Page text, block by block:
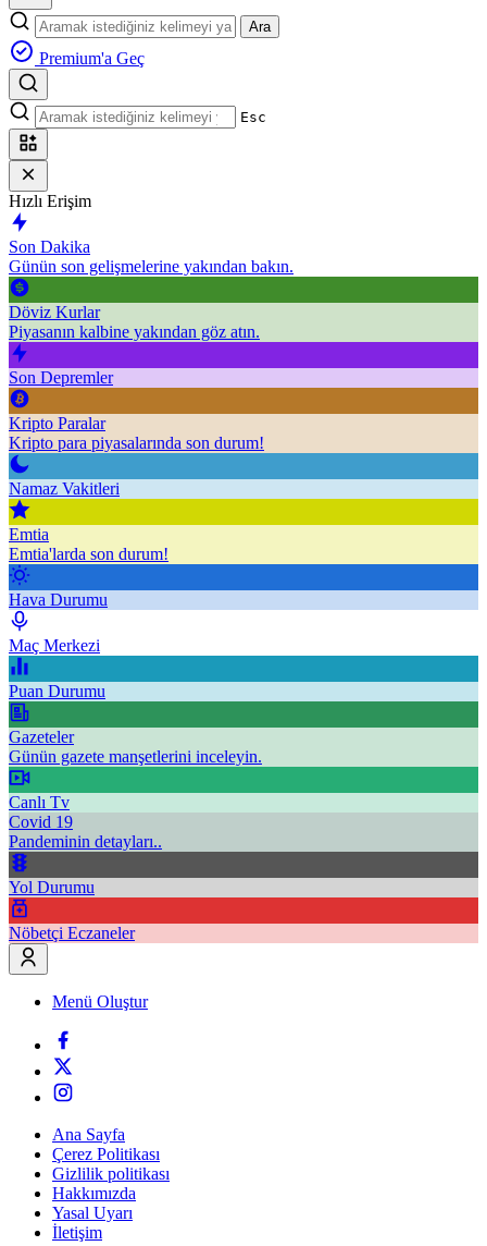
Ara
Premium'a Geç
Esc
Hızlı Erişim
Son Dakika
Günün son gelişmelerine yakından bakın.
Döviz Kurlar
Piyasanın kalbine yakından göz atın.
Son Depremler
Kripto Paralar
Kripto para piyasalarında son durum!
Namaz Vakitleri
Emtia
Emtia'larda son durum!
Hava Durumu
Maç Merkezi
Puan Durumu
Gazeteler
Günün gazete manşetlerini inceleyin.
Canlı Tv
Covid 19
Pandeminin detayları..
Yol Durumu
Nöbetçi Eczaneler
Menü Oluştur
Ana Sayfa
Çerez Politikası
Gizlilik politikası
Hakkımızda
Yasal Uyarı
İletişim